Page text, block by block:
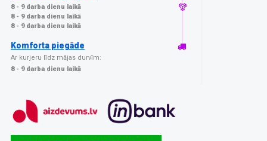
8 - 9 darba dienu laikā
8 - 9 darba dienu laikā
8 - 9 darba dienu laikā
Komforta piegāde
Ar kurjeru līdz mājas durvīm:
8 - 9 darba dienu laikā